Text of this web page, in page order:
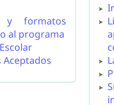
y formatos
al programa
Aceptados